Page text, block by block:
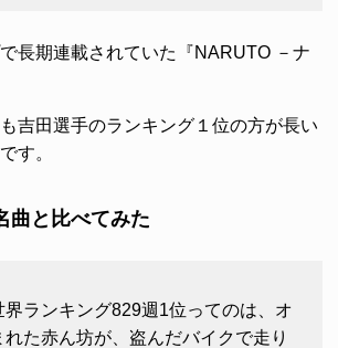
長期連載されていた『NARUTO －ナ
吉田選手のランキング１位の方が長い
す。
曲と比べてみた
ランキング829週1位ってのは、オ
た赤ん坊が、盗んだバイクで走り